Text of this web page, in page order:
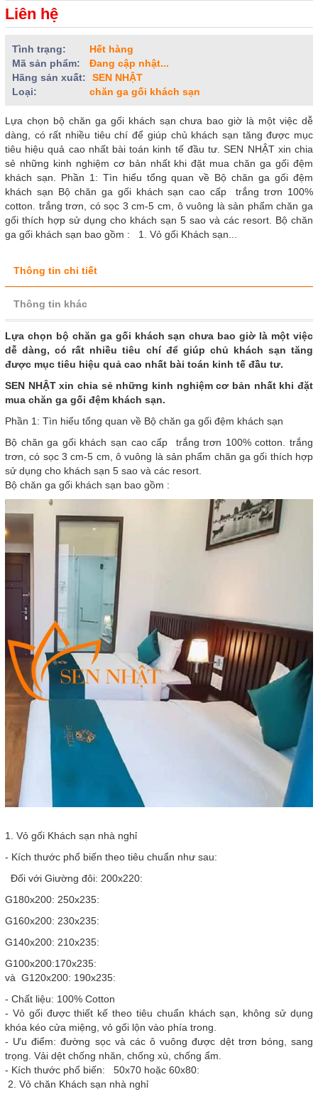
Liên hệ
Tình trạng:
Hết hàng
Mã sản phẩm:
Đang cập nhật...
Hãng sản xuất:
SEN NHẬT
Loại:
chăn ga gối khách sạn
Lựa chọn bộ chăn ga gối khách sạn chưa bao giờ là một việc dễ
dàng, có rất nhiều tiêu chí để giúp chủ khách sạn tăng được mục
tiêu hiệu quả cao nhất bài toán kinh tế đầu tư. SEN NHẬT xin chia
sẻ những kinh nghiệm cơ bản nhất khi đặt mua chăn ga gối đệm
khách sạn. Phần 1: Tìn hiểu tổng quan về Bộ chăn ga gối đệm
khách sạn Bộ chăn ga gối khách sạn cao cấp trắng trơn 100%
cotton. trắng trơn, có sọc 3 cm-5 cm, ô vuông là sản phẩm chăn ga
gối thích hợp sử dụng cho khách sạn 5 sao và các resort. Bộ chăn
ga gối khách sạn bao gồm : 1. Vỏ gối Khách sạn...
Thông tin chi tiết
Thông tin khác
Lựa chọn bộ chăn ga gối khách sạn chưa bao giờ là một việc
dễ dàng, có rất nhiều tiêu chí để giúp chủ khách sạn tăng
được mục tiêu hiệu quả cao nhất bài toán kinh tế đầu tư.
SEN NHẬT xin chia sẻ những kinh nghiệm cơ bản nhất khi đặt
mua chăn ga gối đệm khách sạn.
Phần 1: Tìn hiểu tổng quan về Bộ chăn ga gối đệm khách sạn
Bộ chăn ga gối khách sạn cao cấp trắng trơn 100% cotton. trắng
trơn, có sọc 3 cm-5 cm, ô vuông là sản phẩm chăn ga gối thích hợp
sử dụng cho khách sạn 5 sao và các resort.
Bộ chăn ga gối khách sạn bao gồm :
1. Vỏ gối Khách sạn nhà nghỉ
- Kích thước phổ biến theo tiêu chuẩn như sau:
Đối với Giường đôi: 200x220:
G180x200: 250x235:
G160x200: 230x235:
G140x200: 210x235:
G100x200:170x235:
và G120x200: 190x235:
- Chất liệu: 100% Cotton
- Vỏ gối được thiết kế theo tiêu chuẩn khách sạn, không sử dụng
khóa kéo cửa miệng, vỏ gối lộn vào phía trong.
- Ưu điểm: đường sọc và các ô vuông được dệt trơn bóng, sang
trọng. Vải dệt chống nhăn, chống xù, chống ẩm.
- Kích thước phổ biến: 50x70 hoặc 60x80:
2. Vỏ chăn Khách sạn nhà nghỉ